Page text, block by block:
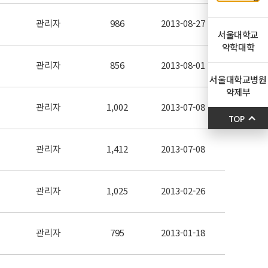
관리자 986 2013-08-27
관리자 856 2013-08-01
관리자 1,002 2013-07-08
관리자 1,412 2013-07-08
관리자 1,025 2013-02-26
관리자 795 2013-01-18
서울대학교
약학대학
서울대학교병원
약제부
TOP